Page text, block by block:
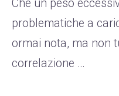
Che un peso
problematiche a
ormai nota, ma non
correlazione …